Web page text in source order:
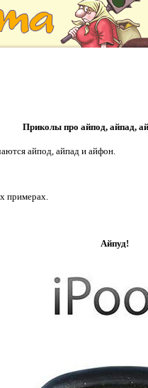
Приколы про айпод, айпад,
айпод, айпад и айфон.
примерах.
Айпуд!